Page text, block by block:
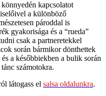
kapcsolatot
a különböző
pároddal is
gyakorisága és a “rueda”
csak a partneretekkel
során bármikor dönthettek
a későbbiekben a bulik során
számotokra.
látogass el salsa oldalunkra.